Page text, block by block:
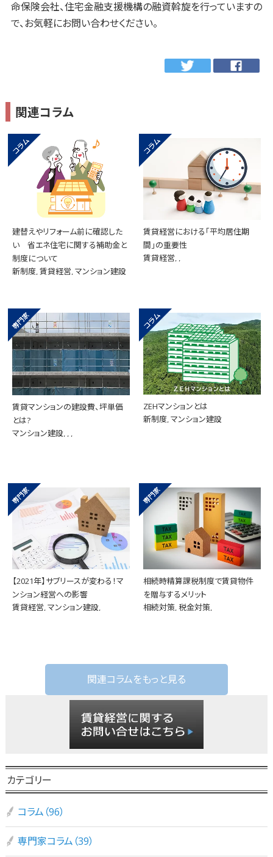
命保険会社、住宅金融支援機構の融資斡旋を行っていますの
で、お気軽にお問い合わせください。
関連コラム
建替えやリフォーム前に確認した
い 省エネ住宅に関する補助金と
制度について
新制度, 賃貸経営, マンション建設
賃貸経営における「平均居住期
間」の重要性
賃貸経営, ,
賃貸マンションの建設費、坪単価
とは?
マンション建設, , ,
ZEHマンションとは
新制度, マンション建設
【2021年】サブリースが変わる！マ
ンション経営への影響
賃貸経営, マンション建設,
相続時精算課税制度で賃貸物件
を贈与するメリット
相続対策, 税金対策,
関連コラムをもっと見る
カテゴリー
コラム（96）
専門家コラム（39）